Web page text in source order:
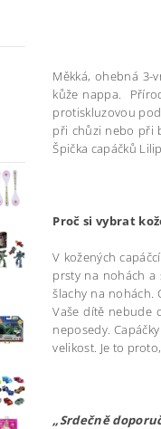
Měkká, ohebná 3-
kůže nappa.
protiskluzovou
při chůzi nebo při
Špička capáčků
Proč si vybrat
V kožených
prsty na nohách a
šlachy na nohách.
Vaše dítě nebude
neposedy.
velikost. Je to
„Srdečně